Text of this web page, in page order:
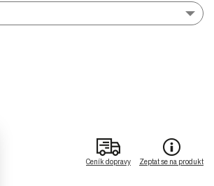
Ceník dopravy Zeptat se na produkt